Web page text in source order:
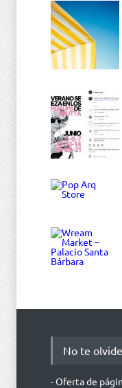
No te
- Oferta de